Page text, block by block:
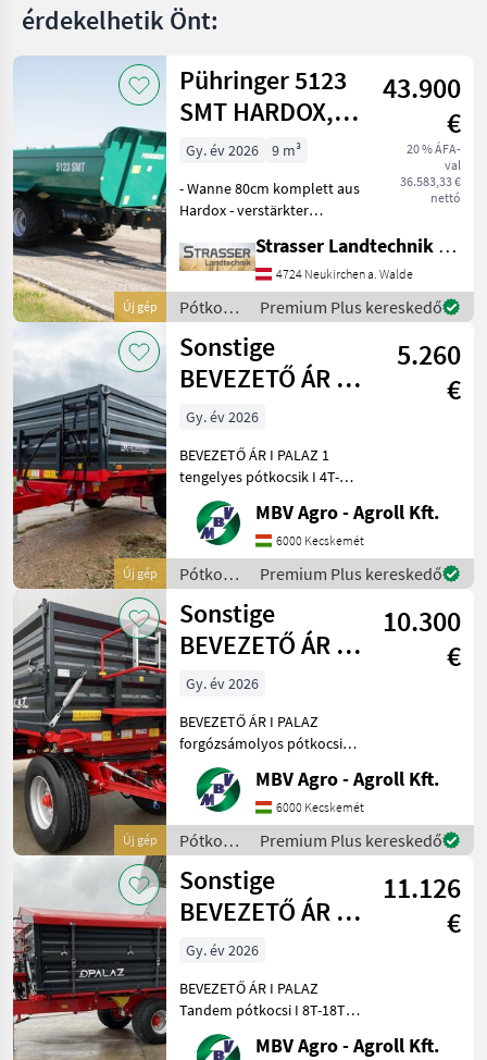
érdekelhetik Önt:
Új gép
Pühringer 5123
SMT HARDOX,
20t
43.900
€
20 % ÁFA-
val
36.583,33 €
nettó
Gy. év 2026
9 m³
- Wanne 80cm komplett aus
Hardox - verstärkter
doppelter Anzahl an
Versteifungen unten -
Schotterklappe 400mm
(Pendelbordwand oben mit
erhöhtem Dr
Strasser Landtechnik GmbH
4724 Neukirchen a. Walde
Pótkocsik
/
Pühringer
Premium Plus kereskedő
Új gép
Sonstige
BEVEZETŐ ÁR I
PALAZ 1
tengelyes
pótkocsik I 4T-8
5.260
€
Gy. év 2026
BEVEZETŐ ÁR I PALAZ 1
tengelyes pótkocsik I 4T-8T
Ha PALAZ akkor kizárólag
az MBV AGRO! Vásároljon
közvetlenül az importőrtől,
a régió legnagyobb PALAZ
kereskedőitő
MBV Agro - Agroll Kft.
6000 Kecskemét
Pótkocsik
/
Sonstige
Premium Plus kereskedő
Új gép
Sonstige
BEVEZETŐ ÁR I
PALAZ
forgózsámolyos
pótkocsik I 8
10.300
€
Gy. év 2026
BEVEZETŐ ÁR I PALAZ
forgózsámolyos pótkocsik I
8T-18T Ha PALAZ akkor
kizárólag az MBV AGRO!
Vásároljon közvetlenül az
importőrtől, a régió
legnagyobb PALAZ
keresked
MBV Agro - Agroll Kft.
6000 Kecskemét
Pótkocsik
/
Sonstige
Premium Plus kereskedő
Sonstige
BEVEZETŐ ÁR I
PALAZ Tandem
pótkocsi I 8T-18T
11.126
€
Gy. év 2026
BEVEZETŐ ÁR I PALAZ
Tandem pótkocsi I 8T-18T
Ha PALAZ akkor kizárólag
az MBV AGRO! Vásároljon
MBV Agro - Agroll Kft.